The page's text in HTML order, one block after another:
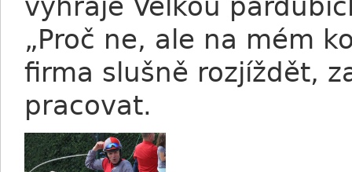
„Proč ne, ale na mém
firma slušně rozjíždět,
pracovat.